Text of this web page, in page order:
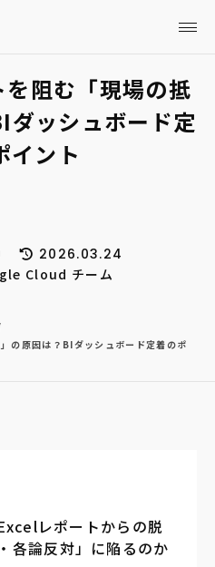
阻む「現場の抵
ダッシュボード定
イント
2026.03.24
Cloud チーム
の原因は？BIダッシュボード定着のポ
レポートからの脱
各論反対」に陥るのか